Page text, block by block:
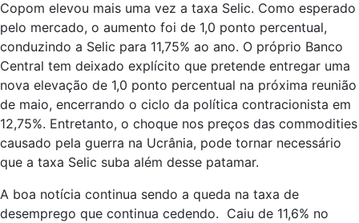
Copom elevou mais uma vez a taxa Selic. Como esperado
pelo mercado, o aumento foi de 1,0 ponto percentual,
conduzindo a Selic para 11,75% ao ano. O próprio Banco
Central tem deixado explícito que pretende entregar uma
nova elevação de 1,0 ponto percentual na próxima reunião
de maio, encerrando o ciclo da política contracionista em
12,75%. Entretanto, o choque nos preços das commodities
causado pela guerra na Ucrânia, pode tornar necessário
que a taxa Selic suba além desse patamar.
A boa notícia continua sendo a queda na taxa de
desemprego que continua cedendo. Caiu de 11,6% no